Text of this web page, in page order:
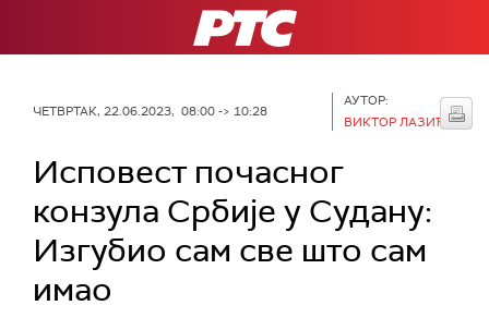
РТС
ЧЕТВРТАК, 22.06.2023, 08:00 -> 10:28
АУТОР:
ВИКТОР ЛАЗИЋ
Исповест почасног
конзула Србије у Судану:
Изгубио сам све што сам
имао